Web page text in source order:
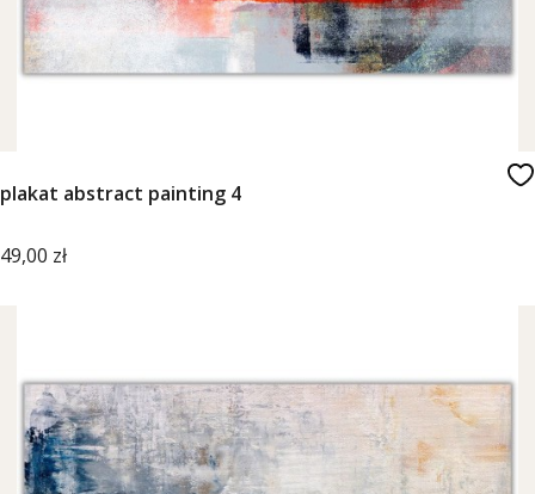
plakat abstract painting 4
Cena
49,00 zł